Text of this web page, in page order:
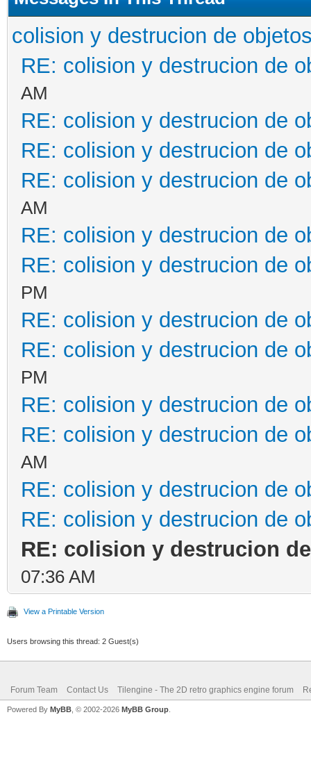
colision y destrucion de
RE: colision y destrucion de
AM
RE: colision y destrucion de
RE: colision y destrucion de
RE: colision y destrucion de
AM
RE: colision y destrucion de
RE: colision y destrucion de
PM
RE: colision y destrucion de
RE: colision y destrucion de
PM
RE: colision y destrucion de
RE: colision y destrucion de
AM
RE: colision y destrucion de
RE: colision y destrucion de
RE: colision y destrucion
07:36 AM
View a Printable Version
Users browsing this thread: 2 Guest(s)
Forum Team Contact Us Tilengine - The 2D retro graphics engine forum
Powered By MyBB , © 2002-2026 MyBB Group